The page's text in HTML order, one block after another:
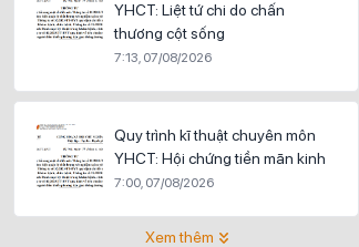
YHCT: Liệt tứ chi do chấn
thương cột sống
7:13, 07/08/2026
Quy trình kĩ thuật chuyên môn
YHCT: Hội chứng tiền mãn kinh
7:00, 07/08/2026
Xem thêm